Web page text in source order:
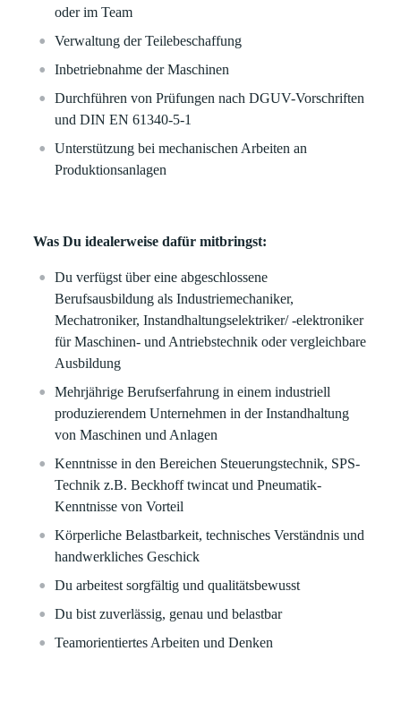
oder im Team
Verwaltung der Teilebeschaffung
Inbetriebnahme der Maschinen
Durchführen von Prüfungen nach DGUV-Vorschriften
und DIN EN 61340-5-1
Unterstützung bei mechanischen Arbeiten an
Produktionsanlagen
Was Du idealerweise dafür mitbringst:
Du verfügst über eine abgeschlossene
Berufsausbildung als Industriemechaniker,
Mechatroniker, Instandhaltungselektriker/ -elektroniker
für Maschinen- und Antriebstechnik oder vergleichbare
Ausbildung
Mehrjährige Berufserfahrung in einem industriell
produzierendem Unternehmen in der Instandhaltung
von Maschinen und Anlagen
Kenntnisse in den Bereichen Steuerungstechnik, SPS-
Technik z.B. Beckhoff twincat und Pneumatik-
Kenntnisse von Vorteil
Körperliche Belastbarkeit, technisches Verständnis und
handwerkliches Geschick
Du arbeitest sorgfältig und qualitätsbewusst
Du bist zuverlässig, genau und belastbar
Teamorientiertes Arbeiten und Denken